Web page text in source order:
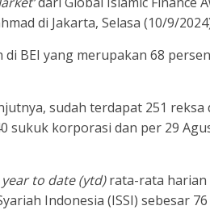
di Jakarta, Selasa (10/9/
BEI yang merupakan 68
sudah terdapat 251 reksa
sukuk korporasi dan per 29
year to date (ytd)rata-rata harian
Indonesia (ISSI) sebesar